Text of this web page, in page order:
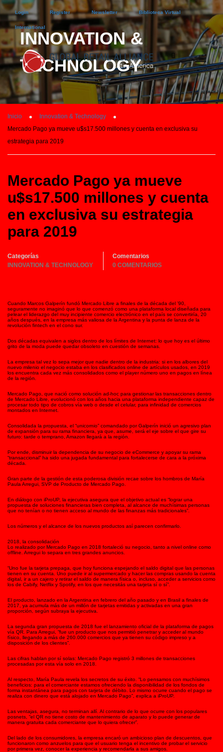
Login Register Newsletter Biblioteca Virtual
International
INNOVATION &
TECHNOLOGY
Inicio
Innovation & Technology
Mercado Pago ya mueve u$s17.500 millones y cuenta en exclusiva su
estrategia para 2019
Mercado Pago ya mueve
u$s17.500 millones y cuenta
en exclusiva su estrategia
para 2019
Categorías
INNOVATION & TECHNOLOGY
Comentarios
0 COMENTARIOS
Cuando Marcos Galperín fundó Mercado Libre a finales de la década del ’90,
seguramente no imaginó que lo que comenzó como una plataforma local diseñada para
pelear el liderazgo del muy incipiente comercio electrónico en el país se convertiría, 20
años después, en la empresa más valiosa de la Argentina y la punta de lanza de la
revolución fintech en el cono sur.
Dos décadas equivalen a siglos dentro de los límites de Internet: lo que hoy es el último
grito de la moda puede quedar obsoleto en cuestión de semanas.
La empresa tal vez lo sepa mejor que nadie dentro de la industria: si en los albores del
nuevo milenio el negocio estaba en los clasificados online de artículos usados, en 2019
los encuentra cada vez más consolidados como el player número uno en pagos en línea
de la región.
Mercado Pago, que nació como solución ad-hoc para gestionar las transacciones dentro
de Mercado Libre, evolucionó con los años hacia una plataforma independiente capaz de
procesar todo tipo de cobros vía web o desde el celular, para infinidad de comercios
montados en Internet.
Consolidada la propuesta, el “unicornio” comandado por Galperín inició un agresivo plan
de expansión para su rama financiera, ya que, asume, será el eje sobre el que gire su
futuro: tarde o temprano, Amazon llegará a la región.
Por ende, disminuir la dependencia de su negocio de eCommerce y apoyar su rama
“transaccional” ha sido una jugada fundamental para fortalecerse de cara a la próxima
década.
Gran parte de la gestión de esta poderosa división recae sobre los hombros de María
Paula Arregui, SVP de Producto de Mercado Pago.
En diálogo con iProUP, la ejecutiva asegura que el objetivo actual es “lograr una
propuesta de soluciones financieras bien completa, al alcance de muchísimas personas
que no tenían o no tienen acceso al mundo de las finanzas más tradicionales”.
Los números y el alcance de los nuevos productos así parecen confirmarlo.
2018, la consolidación
Lo realizado por Mercado Pago en 2018 fortaleció su negocio, tanto a nivel online como
offline. Arregui lo separa en tres grandes anuncios.
“Uno fue la tarjeta prepaga, que hoy funciona espejando el saldo digital que las personas
tienen en su cuenta. Uno puede ir al supermercado y hacer las compras usando la cuenta
digital, ir a un cajero y retirar el saldo de manera física o, incluso, acceder a servicios como
los de Cabify, Netflix y Spotify, en los que necesitás una tarjeta sí o sí”.
El producto, lanzado en la Argentina en febrero del año pasado y en Brasil a finales de
2017, ya acumula más de un millón de tarjetas emitidas y activadas en una gran
proporción, según subraya la ejecutiva.
La segunda gran propuesta de 2018 fue el lanzamiento oficial de la plataforma de pagos
vía QR. Para Arregui, “fue un producto que nos permitió penetrar y acceder al mundo
físico, llegando a más de 260.000 comercios que ya tienen su código impreso y a
disposición de los clientes”.
Las cifras hablan por sí solas: Mercado Pago registró 3 millones de transacciones
procesadas por esta vía solo en 2018.
Al respecto, María Paula revela los secretos de su éxito. “Lo pensamos con muchísimos
beneficios: para el comerciante estamos ofreciendo la disponibilidad de los fondos de
forma instantánea para pagos con tarjeta de débito. Lo mismo ocurre cuando el pago se
realiza con dinero que está alojado en Mercado Pago”, explica a iProUP.
Las ventajas, asegura, no terminan allí. Al contrario de lo que ocurre con los populares
posnets, “el QR no tiene costo de mantenimiento de aparato y lo puede generar de
manera gratuita cada comerciante que lo quiera ofrecer”.
Del lado de los consumidores, la empresa encaró un ambicioso plan de descuentos, que
funcionaron como anzuelos para que el usuario tenga el incentivo de probar el servicio
por primera vez, conocer la experiencia y recomendarla a sus amigos.